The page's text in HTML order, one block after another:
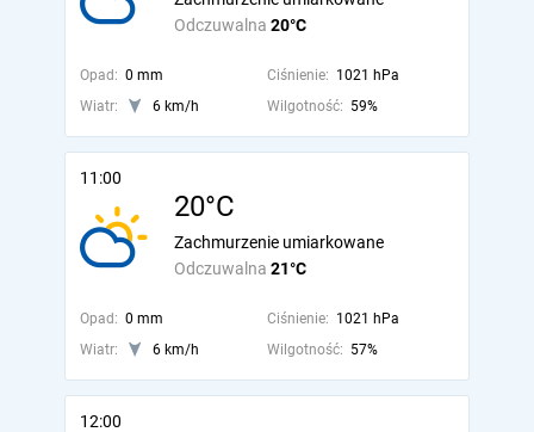
Odczuwalna 20°C
Opad: 0 mm Ciśnienie: 1021 hPa
Wiatr:
6 km/h Wilgotność: 59%
11:00
20°C
Odczuwalna 21°C
Zachmurzenie umiarkowane
Opad: 0 mm Ciśnienie: 1021 hPa
Wiatr:
6 km/h Wilgotność: 57%
12:00